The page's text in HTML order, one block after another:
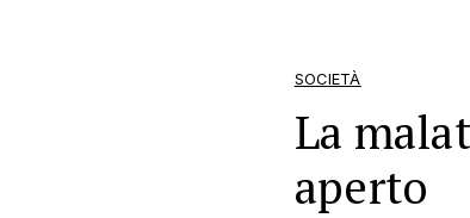
SOCIETÀ
La
aperto